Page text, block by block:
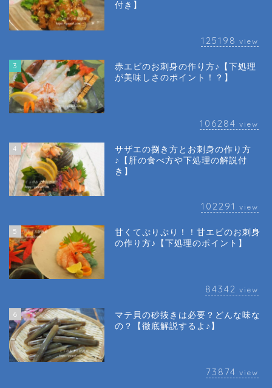
付き】
125198 view
3
赤エビのお刺身の作り方♪【下処理
が美味しさのポイント！？】
106284 view
4
サザエの捌き方とお刺身の作り方
♪【肝の食べ方や下処理の解説付
き】
102291 view
5
甘くてぷりぷり！！甘エビのお刺身
の作り方♪【下処理のポイント】
84342 view
6
マテ貝の砂抜きは必要？どんな味な
の？【徹底解説するよ♪】
73874 view